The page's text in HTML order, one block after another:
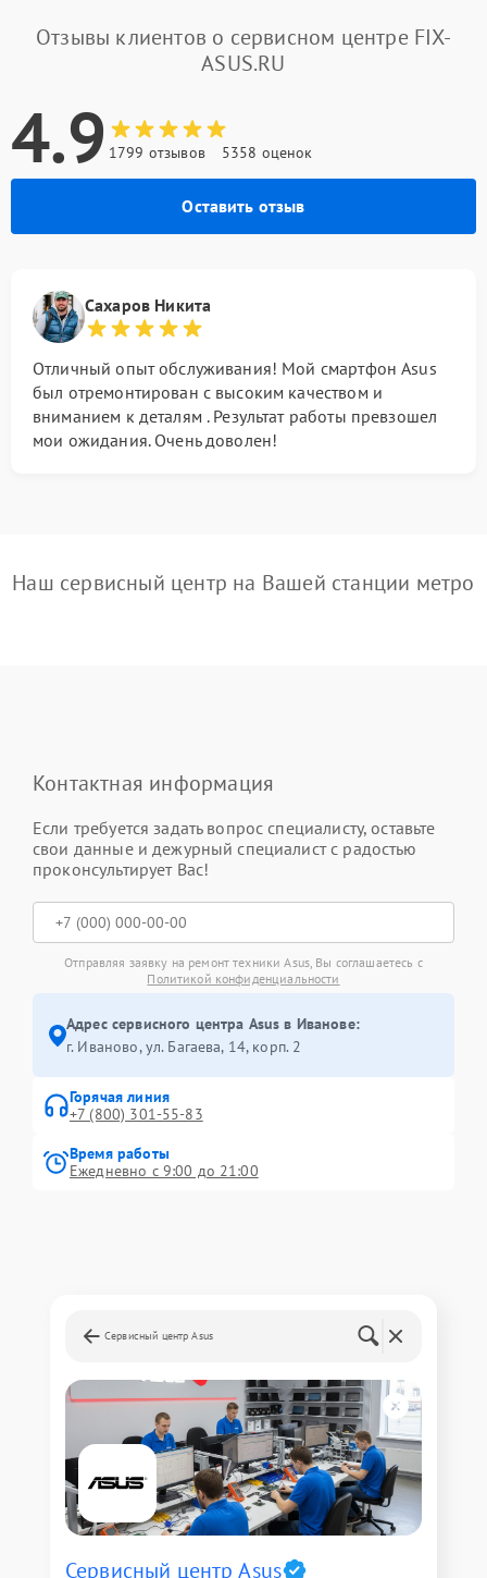
Отзывы клиентов о сервисном центре FIX-
ASUS.RU
4.9 1799 отзывов 5358 оценок
Оставить отзыв
Сахаров Никита
Отличный опыт обслуживания! Мой смартфон Asus
был отремонтирован с высоким качеством и
вниманием к деталям . Результат работы превзошел
мои ожидания. Очень доволен!
Наш сервисный центр на Вашей станции метро
Контактная информация
Если требуется задать вопрос специалисту, оставьте
свои данные и дежурный специалист с радостью
проконсультирует Вас!
Отправляя заявку на ремонт техники Asus, Вы соглашаетесь с
Политикой конфиденциальности
Адрес сервисного центра Asus в Иванове:
г. Иваново, ул. Багаева, 14, корп. 2
Горячая линия
+7 (800) 301-55-83
Время работы
Ежедневно с 9:00 до 21:00
Сервисный центр Asus
Сервисный центр Asus